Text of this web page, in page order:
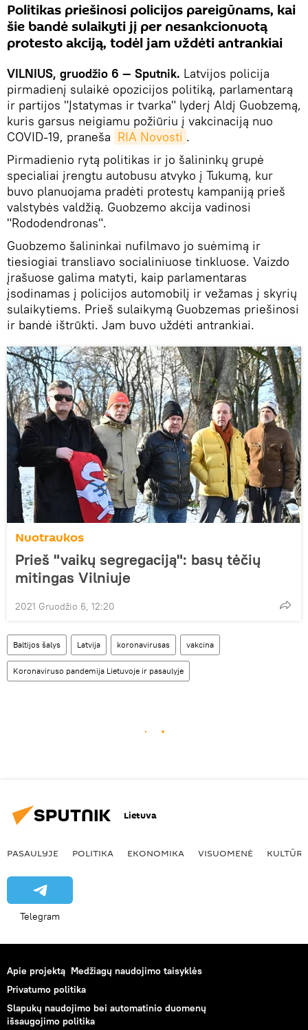
Politikas priešinosi policijos pareigūnams, kai
šie bandė sulaikyti jį per nesankcionuotą
protesto akciją, todėl jam uždėti antrankiai
VILNIUS, gruodžio 6 — Sputnik. Latvijos policija
pirmadienį sulaikė opozicijos politiką, parlamentarą
ir partijos "Įstatymas ir tvarka" lyderį Aldį Guobzemą,
kuris garsus neigiamu požiūriu į vakcinaciją nuo
COVID-19, praneša RIA Novosti .
Pirmadienio rytą politikas ir jo šalininkų grupė
specialiai įrengtu autobusu atvyko į Tukumą, kur
buvo planuojama pradėti protestų kampaniją prieš
valstybės valdžią. Guobzemo akcija vadinosi
"Rododendronas".
Guobzemo šalininkai nufilmavo jo suėmimą ir
tiesiogiai transliavo socialiniuose tinkluose. Vaizdo
įrašuose galima matyti, kaip parlamentaras
įsodinamas į policijos automobilį ir vežamas į skyrių
sulaikytiems. Prieš sulaikymą Guobzemas priešinosi
ir bandė ištrūkti. Jam buvo uždėti antrankiai.
Nuotraukos
Prieš "vaikų segregaciją": basų tėčių
mitingas Vilniuje
2021 Gruodžio 6, 12:20
Baltijos šalys Latvija koronavirusas vakcina
Koronaviruso pandemija Lietuvoje ir pasaulyje
Lietuva
PASAULYJE POLITIKA EKONOMIKA VISUOMENĖ KULTŪRA
Telegram
Apie projektą Medžiagų naudojimo taisyklės
Privatumo politika
Slapukų naudojimo bei automatinio duomenų
išsaugojimo politika